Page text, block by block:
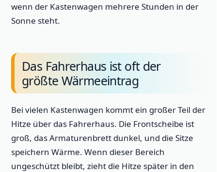
wenn der Kastenwagen mehrere Stunden in der
Sonne steht.
Das Fahrerhaus ist oft der
größte Wärmeeintrag
Bei vielen Kastenwagen kommt ein großer Teil der
Hitze über das Fahrerhaus. Die Frontscheibe ist
groß, das Armaturenbrett dunkel, und die Sitze
speichern Wärme. Wenn dieser Bereich
ungeschützt bleibt, zieht die Hitze später in den